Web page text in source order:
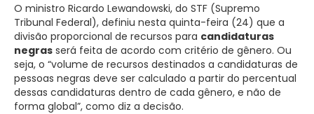
O ministro Ricardo Lewandowski, do STF (Supremo
Tribunal Federal), definiu nesta quinta-feira (24) que a
divisão proporcional de recursos para candidaturas
negras será feita de acordo com critério de gênero. Ou
seja, o “volume de recursos destinados a candidaturas de
pessoas negras deve ser calculado a partir do percentual
dessas candidaturas dentro de cada gênero, e não de
forma global”, como diz a decisão.